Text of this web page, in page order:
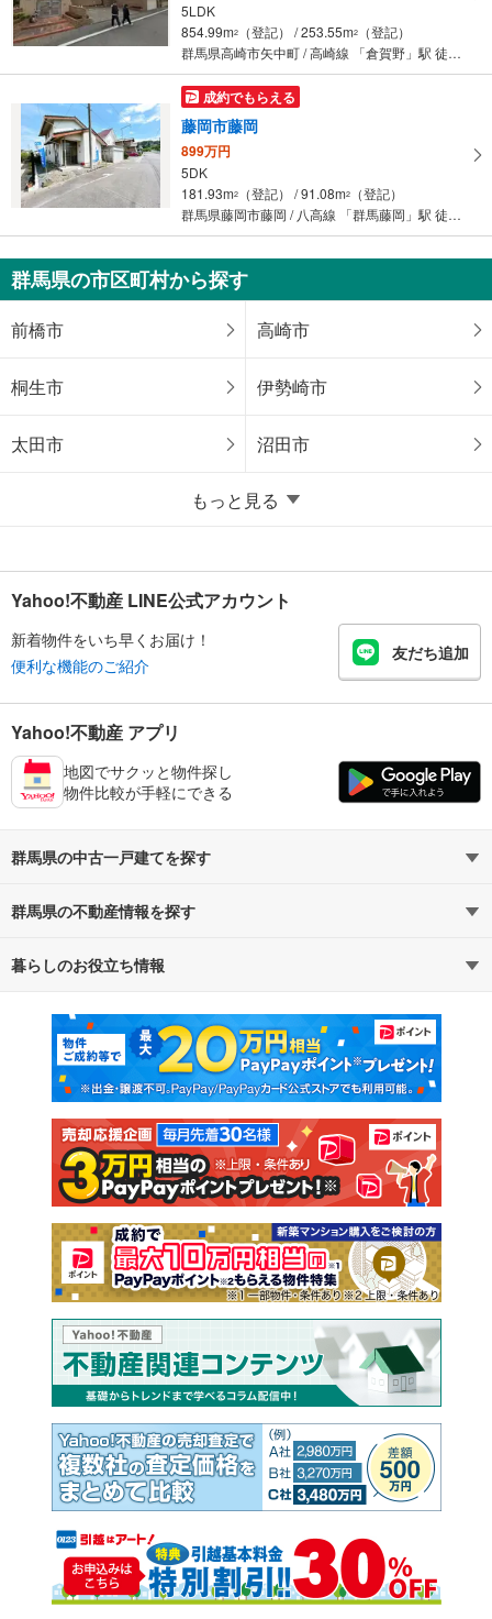
5LDK
854.99m2 （登記） / 253.55m2
（登記）
群馬県高崎市矢中町 / 高崎線 「倉賀野」駅 徒歩25分
成約でもらえる
藤岡市藤岡
899万円
5DK
181.93m2 （登記） / 91.08m2
（登記）
群馬県藤岡市藤岡 / 八高線 「群馬藤岡」駅 徒歩30分
群馬県の市区町村から探す
前橋市 高崎市
桐生市 伊勢崎市
太田市 沼田市
もっと見る
Yahoo!不動産 LINE公式アカウント
新着物件をいち早くお届け！
便利な機能のご紹介
友だち追加
Yahoo!不動産 アプリ
地図でサクッと物件探し
物件比較が手軽にできる
群馬県の中古一戸建てを探す
路線・駅から探す
通勤・通学時間から探す
群馬県の不動産情報を探す
不動産・住宅
新築マンション 中古マンション
新築一戸建て 中古一戸建て
注文住宅 土地
売却査定
暮らしのお役立ち情報
マンションカタログ 教えて！住まいの先生